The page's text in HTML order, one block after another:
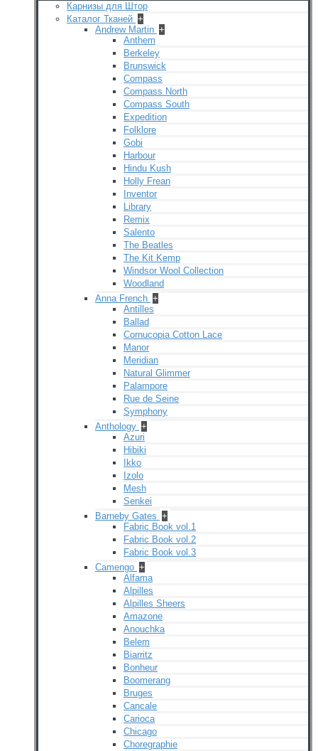
Карнизы для Штор
Каталог Тканей +
Andrew Martin +
Anthem
Berkeley
Brunswick
Compass
Compass North
Compass South
Expedition
Folklore
Gobi
Harbour
Hindu Kush
Holly Frean
Inventor
Library
Remix
Salento
The Beatles
The Kit Kemp
Windsor Wool Collection
Woodland
Anna French +
Antilles
Ballad
Cornucopia Cotton Lace
Manor
Meridian
Natural Glimmer
Palampore
Rue de Seine
Symphony
Anthology +
Azuri
Hibiki
Ikko
Izolo
Mesh
Senkei
Barneby Gates +
Fabric Book vol.1
Fabric Book vol.2
Fabric Book vol.3
Camengo +
Alfama
Alpilles
Alpilles Sheers
Amazone
Anouchka
Belem
Biarritz
Bonheur
Boomerang
Bruges
Cancale
Carioca
Chicago
Choregraphie